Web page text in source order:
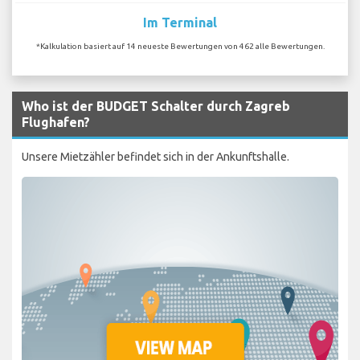
Im Terminal
*Kalkulation basiert auf 14 neueste Bewertungen von 462 alle Bewertungen.
Who ist der BUDGET Schalter durch Zagreb
Flughafen?
Unsere Mietzähler befindet sich in der Ankunftshalle.